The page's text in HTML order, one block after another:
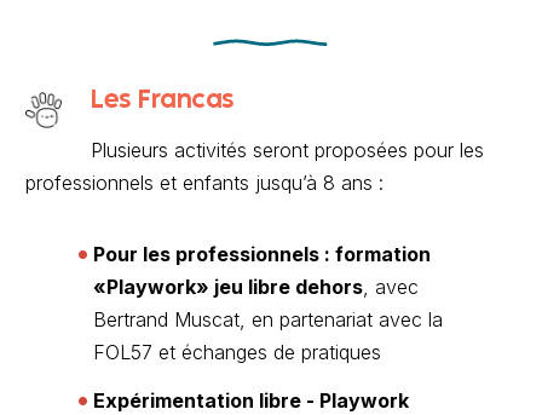
Les Francas
Plusieurs activités seront proposées pour les
professionnels et enfants jusqu’à 8 ans :
Pour les professionnels : formation
«Playwork» jeu libre dehors, avec
Bertrand Muscat, en partenariat avec la
FOL57 et échanges de pratiques
Expérimentation libre - Playwork